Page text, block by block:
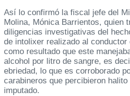
Así lo confirmó la fiscal jefe del
Molina, Mónica Barrientos, quien
diligencias investigativas del
de intolixer realizado al
como resultado que este
alcohol por litro de sangre, es
ebriedad, lo que es corroborado
carabineros que percibieron
imputado.